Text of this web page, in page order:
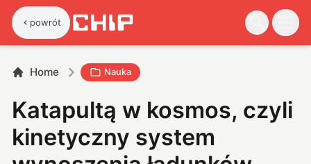
powrót
Home Nauka
Katapultą w kosmos, czyli
kinetyczny system